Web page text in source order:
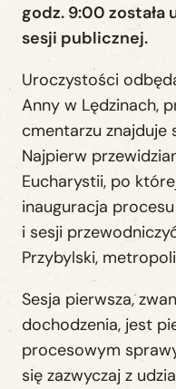
godz. 9:00
sesji publicznej.
Uroczystości
Anny w Lędzinach,
cmentarzu znajduje
Najpierw
Eucharystii, po
inauguracja
i sesji
Przybylski,
Sesja pierwsza,
dochodzenia, jest
procesowym
się zazwyczaj z